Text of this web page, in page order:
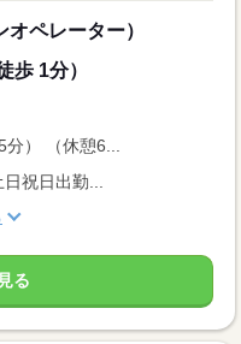
ペレーター）
歩 1分）
） （休憩6...
祝日出勤...
る